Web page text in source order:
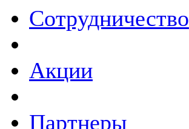
Сотрудничество
Акции
Партнеры